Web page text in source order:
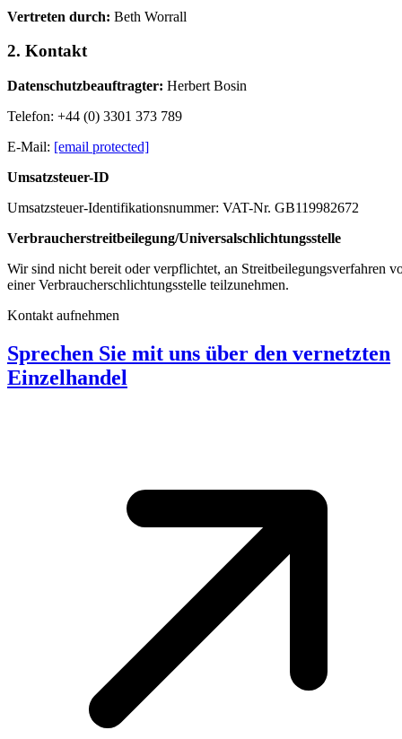
Vertreten durch: Beth Worrall
2. Kontakt
Datenschutzbeauftragter: Herbert Bosin
Telefon: +44 (0) 3301 373 789
E-Mail: [email protected]
Umsatzsteuer-ID
Umsatzsteuer-Identifikationsnummer: VAT-Nr. GB119982672
Verbraucherstreitbeilegung/Universalschlichtungsstelle
Wir sind nicht bereit oder verpflichtet, an Streitbeilegungsverfahren
einer Verbraucherschlichtungsstelle teilzunehmen.
Kontakt aufnehmen
Sprechen Sie mit uns über den vernetzten
Einzelhandel